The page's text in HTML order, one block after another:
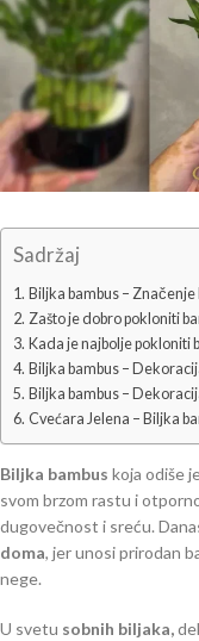
Sadržaj
Biljka bambus –
Zašto je dobro pokloniti
Kada je najbolje pokloniti
Biljka bambus –
Biljka bambus –
Cvećara Jelena – Biljka
Biljka bambus koja odiše
svom brzom rastu i
dugovečnost i sreću.
doma, jer unosi prirodan
nege.
U svetu sobnih biljaka,